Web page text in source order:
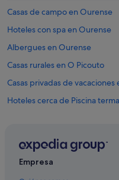
Casas de campo en Ourense
Hoteles con spa en Ourense
Albergues en Ourense
Casas rurales en O Picouto
Casas privadas de vacaciones
Hoteles cerca de Piscina
Hoteles baratos en Ourense
Empresa